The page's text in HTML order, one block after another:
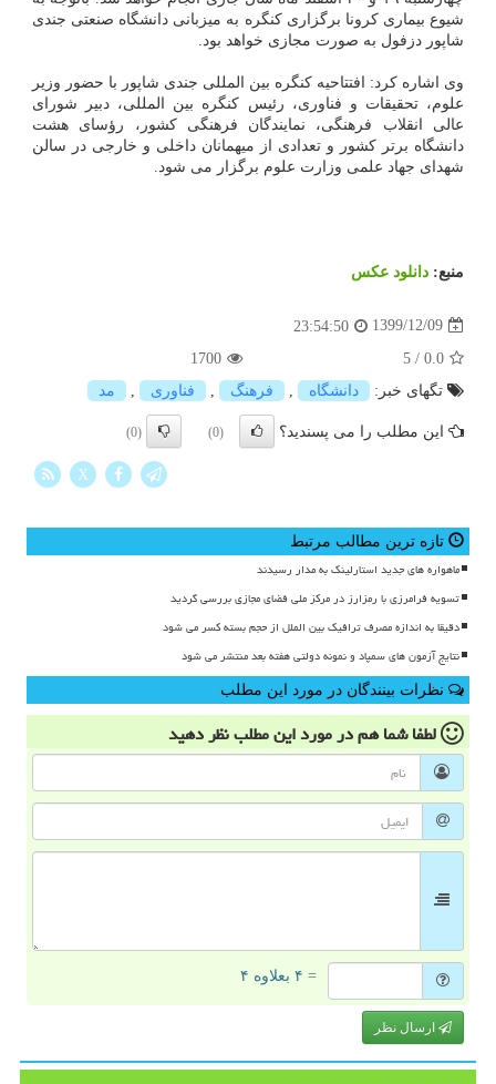
شیوع بیماری کرونا برگزاری کنگره به میزبانی دانشگاه صنعتی جندی
شاپور دزفول به صورت مجازی خواهد بود.
وی اشاره کرد: افتتاحیه کنگره بین المللی جندی شاپور با حضور وزیر
علوم، تحقیقات و فناوری، رئیس کنگره بین المللی، دبیر شورای
عالی انقلاب فرهنگی، نمایندگان فرهنگی کشور، رؤسای هشت
دانشگاه برتر کشور و تعدادی از میهمانان داخلی و خارجی در سالن
شهدای جهاد علمی وزارت علوم برگزار می شود.
منبع: دانلود عكس
1399/12/09
23:54:50
0.0
/
5
1700
تگهای خبر:
دانشگاه , فرهنگ , فناوری , مد
این مطلب را می پسندید؟ (0)
(0)
X
تازه ترین مطالب مرتبط
ماهواره های جدید استارلینک به مدار رسیدند
تسویه فرامرزی با رمزارز در مرکز ملی فضای مجازی بررسی گردید
دقیقا به اندازه مصرف ترافیک بین الملل از حجم بسته کسر می شود
نتایج آزمون های سمپاد و نمونه دولتی هفته بعد منتشر می شود
نظرات بینندگان در مورد این مطلب
لطفا شما همدر مورد این مطلبنظر دهید
= ۴ بعلاوه ۴
ارسال نظر